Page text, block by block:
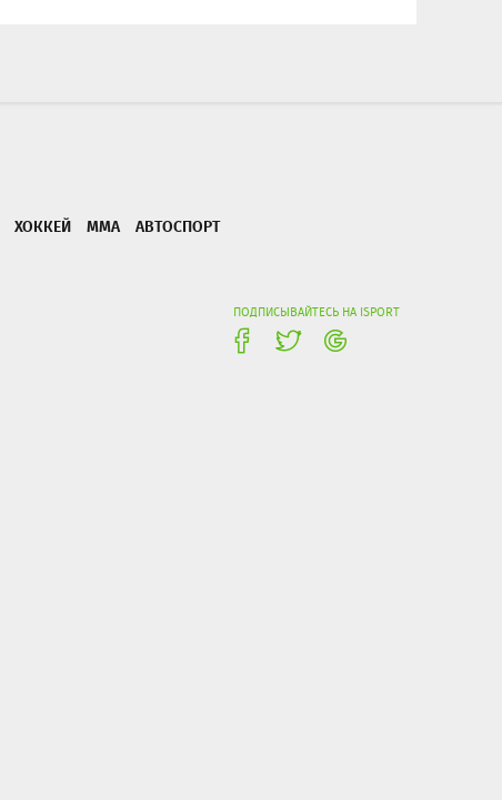
ХОККЕЙ ММА АВТОСПОРТ
ПОДПИСЫВАЙТЕСЬ НА ISPORT